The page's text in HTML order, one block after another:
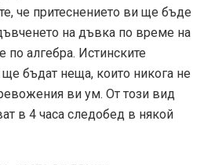
че притеснението ви ще бъде
на дъвка по време на
алгебра. Истинските
бъдат неща, които никога не
ви ум. От този вид
в 4 часа следобед в някой